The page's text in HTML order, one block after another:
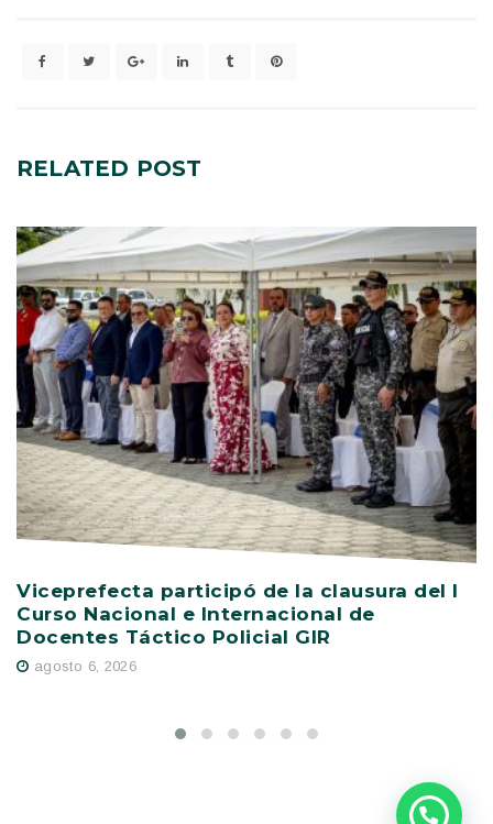
RELATED POST
Viceprefecta participó de la clausura del I
Curso Nacional e Internacional de
Docentes Táctico Policial GIR
agosto 6, 2026